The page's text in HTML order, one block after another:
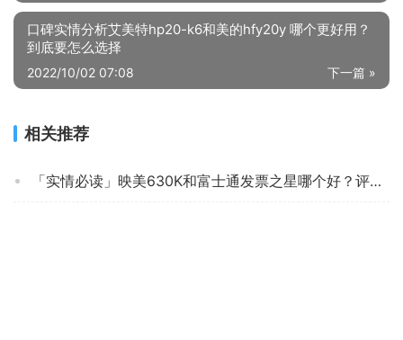
口碑实情分析艾美特hp20-k6和美的hfy20y 哪个更好用？
到底要怎么选择
下一篇 »
2022/10/02 07:08
相关推荐
「实情必读」映美630K和富士通发票之星哪个好？评测质量怎么样